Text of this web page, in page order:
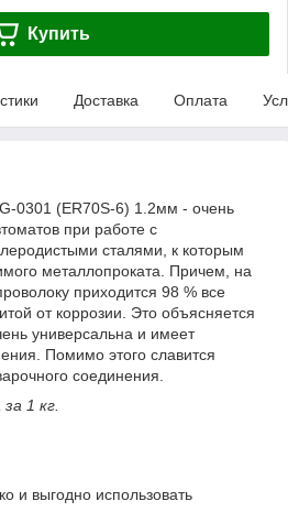
Купить
Доставка Оплата
0301 (ER70S-6) 1.2мм - очень
при работе с
сталями, к которым
металлопроката. Причем, на
приходится 98 % все
от коррозии. Это объясняется
универсальна и имеет
Помимо этого славится
соединения.
1 кг.
и выгодно использовать